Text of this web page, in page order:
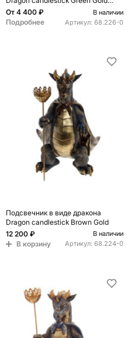
Brown L or R
От 4 400 ₽ В наличии
Подробнее Артикул: 68.226-0
Подсвечник в виде дракона
Dragon candlestick Brown Gold
12 200 ₽
В наличии
В корзину Артикул: 68.224-0